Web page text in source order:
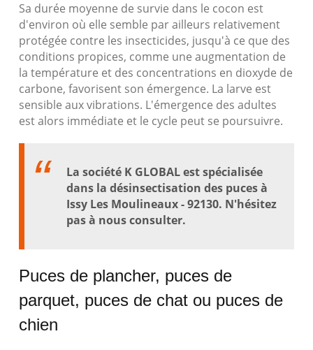
Sa durée moyenne de survie dans le cocon est
d'environ où elle semble par ailleurs relativement
protégée contre les insecticides, jusqu'à ce que des
conditions propices, comme une augmentation de
la température et des concentrations en dioxyde de
carbone, favorisent son émergence. La larve est
sensible aux vibrations. L'émergence des adultes
est alors immédiate et le cycle peut se poursuivre.
La société K GLOBAL est spécialisée
dans la désinsectisation des puces à
Issy Les Moulineaux - 92130. N'hésitez
pas à nous consulter.
Puces de plancher, puces de
parquet, puces de chat ou puces de
chien